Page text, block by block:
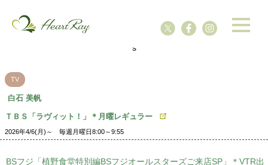
s
TV
白石 美帆
ＴＢＳ「ラヴィット！」＊月曜レギュラー
2026年4/6(月)～ 毎週月曜日8:00～9:55
BSフジ「植野食堂特別編BSフジオールスターズご来店SP」＊VTR出